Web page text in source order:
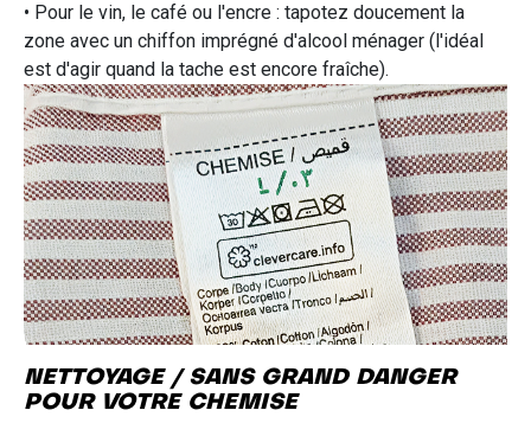
• Pour le vin, le café ou l'encre : tapotez doucement la
zone avec un chiffon imprégné d'alcool ménager (l'idéal
est d'agir quand la tache est encore fraîche).
NETTOYAGE / SANS GRAND DANGER
POUR VOTRE CHEMISE